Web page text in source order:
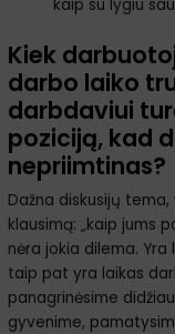
kaip su lygiu
Kiek
darbo laiko
darbdaviui
poziciją, kad
nepriimtinas?
Dažna diskusijų
klausimą: „kaip jums
nėra jokia dilema. Yra
taip pat yra laikas
panagrinėsime
gyvenime,